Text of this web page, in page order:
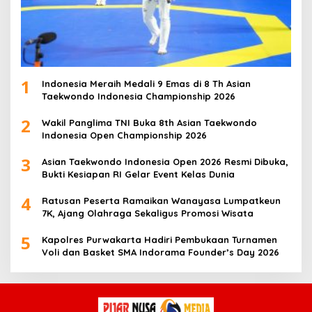
1
Indonesia Meraih Medali 9 Emas di 8 Th Asian
Taekwondo Indonesia Championship 2026
2
Wakil Panglima TNI Buka 8th Asian Taekwondo
Indonesia Open Championship 2026
3
Asian Taekwondo Indonesia Open 2026 Resmi Dibuka,
Bukti Kesiapan RI Gelar Event Kelas Dunia
4
Ratusan Peserta Ramaikan Wanayasa Lumpatkeun
7K, Ajang Olahraga Sekaligus Promosi Wisata
5
Kapolres Purwakarta Hadiri Pembukaan Turnamen
Voli dan Basket SMA Indorama Founder’s Day 2026